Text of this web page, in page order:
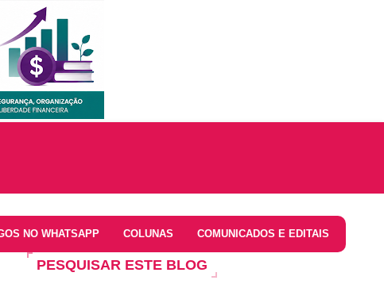
NO WHATSAPP COLUNAS COMUNICADOS E EDITAIS
PESQUISAR ESTE BLOG